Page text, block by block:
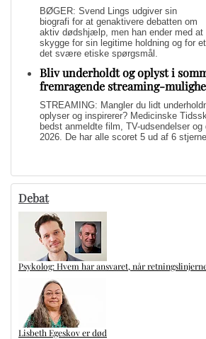
BØGER: Svend Lings udgiver sin
biografi for at genaktivere debatten om
aktiv dødshjælp, men han ender med at
skygge for sin legitime holdning og for
det svære etiske spørgsmål.
Bliv underholdt og oplyst i
fremragende streaming-
STREAMING: Mangler du lidt
oplyser og inspirerer? Medicinske
bedst anmeldte film, TV-udsendelser og
2026. De har alle scoret 5 ud af 6
Debat
Psykolog: Hvem har ansvaret, når
Lisbeth Egeskov er død